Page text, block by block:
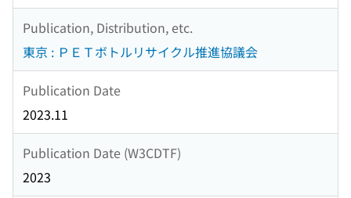
Publication, Distribution, etc.
東京 : ＰＥＴボトルリサイクル推進協議会
Publication Date
2023.11
Publication Date (W3CDTF)
2023